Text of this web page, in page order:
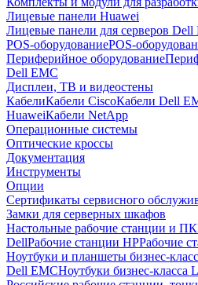
Лицевые панели Huawei
Лицевые панели для серверов Dell
POS-оборудованиеPOS-
Периферийное оборудование
Dell EMC
Дисплеи, ТВ и видеостены
КабелиКабели CiscoКабели Dell
HuaweiКабели NetApp
Операционные системы
Оптические кроссы
Документация
Инструменты
Опции
Сертификаты сервисного
Замки для серверных шкафов
Настольные рабочие станции и ПК
DellРабочие станции HPРабочие
Ноутбуки и планшеты бизнес-
Dell EMCНоутбуки бизнес-класса